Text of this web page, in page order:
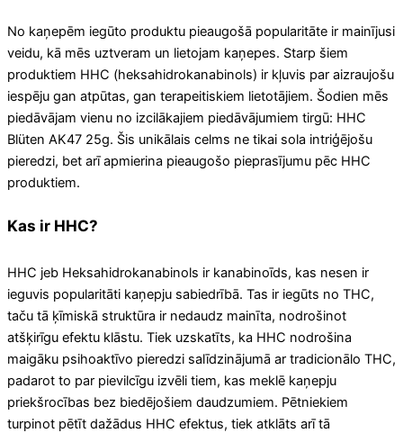
No kaņepēm iegūto produktu pieaugošā popularitāte ir mainījusi
veidu, kā mēs uztveram un lietojam kaņepes. Starp šiem
produktiem HHC (heksahidrokanabinols) ir kļuvis par aizraujošu
iespēju gan atpūtas, gan terapeitiskiem lietotājiem. Šodien mēs
piedāvājam vienu no izcilākajiem piedāvājumiem tirgū: HHC
Blüten AK47 25g. Šis unikālais celms ne tikai sola intriģējošu
pieredzi, bet arī apmierina pieaugošo pieprasījumu pēc HHC
produktiem.
Kas ir HHC?
HHC jeb Heksahidrokanabinols ir kanabinoīds, kas nesen ir
ieguvis popularitāti kaņepju sabiedrībā. Tas ir iegūts no THC,
taču tā ķīmiskā struktūra ir nedaudz mainīta, nodrošinot
atšķirīgu efektu klāstu. Tiek uzskatīts, ka HHC nodrošina
maigāku psihoaktīvo pieredzi salīdzinājumā ar tradicionālo THC,
padarot to par pievilcīgu izvēli tiem, kas meklē kaņepju
priekšrocības bez biedējošiem daudzumiem. Pētniekiem
turpinot pētīt dažādus HHC efektus, tiek atklāts arī tā